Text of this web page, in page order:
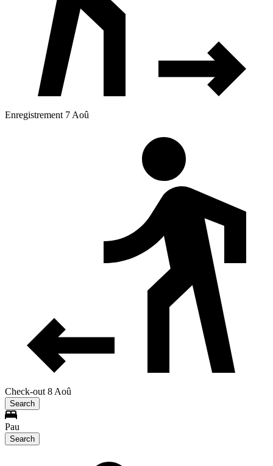
Enregistrement 7 Aoû
Check-out 8 Aoû
Search
Pau
Search